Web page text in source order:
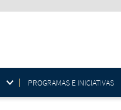
PROGRAMAS E INICIATIVAS